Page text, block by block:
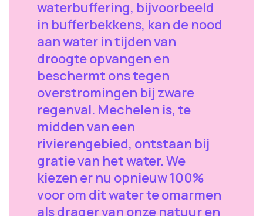
waterbuffering, bijvoorbeeld
in bufferbekkens, kan de nood
aan water in tijden van
droogte opvangen en
beschermt ons tegen
overstromingen bij zware
regenval. Mechelen is, te
midden van een
rivierengebied, ontstaan bij
gratie van het water. We
kiezen er nu opnieuw 100%
voor om dit water te omarmen
als drager van onze natuur en